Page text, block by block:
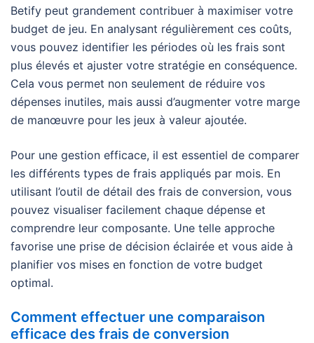
Betify peut grandement contribuer à maximiser votre
budget de jeu. En analysant régulièrement ces coûts,
vous pouvez identifier les périodes où les frais sont
plus élevés et ajuster votre stratégie en conséquence.
Cela vous permet non seulement de réduire vos
dépenses inutiles, mais aussi d’augmenter votre marge
de manœuvre pour les jeux à valeur ajoutée.
Pour une gestion efficace, il est essentiel de comparer
les différents types de frais appliqués par mois. En
utilisant l’outil de détail des frais de conversion, vous
pouvez visualiser facilement chaque dépense et
comprendre leur composante. Une telle approche
favorise une prise de décision éclairée et vous aide à
planifier vos mises en fonction de votre budget
optimal.
Comment effectuer une comparaison
efficace des frais de conversion